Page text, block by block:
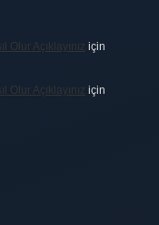
Açıklayınız için
Açıklayınız için